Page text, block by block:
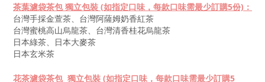
茶葉濾袋茶包 獨立包裝 (如指定口味，每款口味需最少訂購5份)：
台灣手採金萱茶、台灣阿薩姆奶香紅茶
台灣蜜桃高山烏龍茶、台灣清香桂花烏龍茶
日本綠茶、日本大麥茶
日本玄米茶
花茶濾袋茶包 獨立包裝 (如指定口味，每款口味需最少訂購5